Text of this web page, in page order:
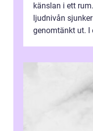
känslan i ett
ljudnivån
genomtänkt ut. I